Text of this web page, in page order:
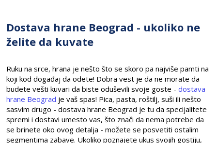
Dostava hrane Beograd - ukoliko ne
želite da kuvate
Ruku na srce, hrana je nešto što se skoro pa najviše pamti na
koji kod događaj da odete! Dobra vest je da ne morate da
budete vešti kuvari da biste oduševili svoje goste -dostava
hrane Beograd je vaš spas! Pica, pasta, roštilj, suši ili nešto
sasvim drugo - dostava hrane Beograd je tu da specijalitete
spremi i dostavi umesto vas, što znači da nema potrebe da
se brinete oko ovog detalja - možete se posvetiti ostalim
segmentima zabave. Ukoliko poznajete ukus svojih gostiju,